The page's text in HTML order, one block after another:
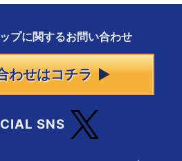
プに関するお問い合わせ
わせはコチラ
SNS